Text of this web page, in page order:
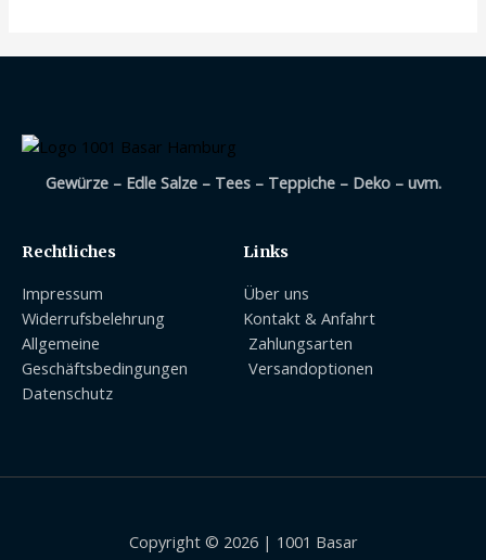
Gewürze – Edle Salze – Tees – Teppiche – Deko – uvm.
Rechtliches
Impressum
Widerrufsbelehrung
Allgemeine
Geschäftsbedingungen
Datenschutz
Links
Über uns
Kontakt & Anfahrt
Zahlungsarten
Versandoptionen
Copyright © 2026 | 1001 Basar